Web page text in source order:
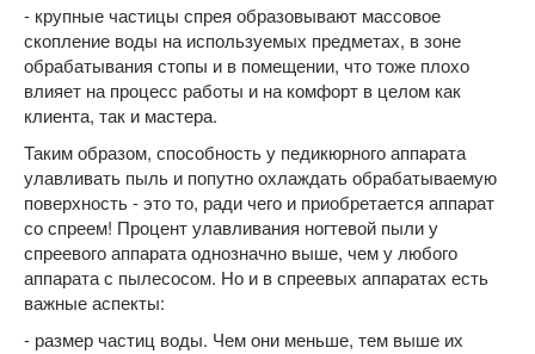
- крупные частицы спрея образовывают массовое
скопление воды на используемых предметах, в зоне
обрабатывания стопы и в помещении, что тоже плохо
влияет на процесс работы и на комфорт в целом как
клиента, так и мастера.
Таким образом, способность у педикюрного аппарата
улавливать пыль и попутно охлаждать обрабатываемую
поверхность - это то, ради чего и приобретается аппарат
со спреем! Процент улавливания ногтевой пыли у
спреевого аппарата однозначно выше, чем у любого
аппарата с пылесосом. Но и в спреевых аппаратах есть
важные аспекты:
- размер частиц воды. Чем они меньше, тем выше их